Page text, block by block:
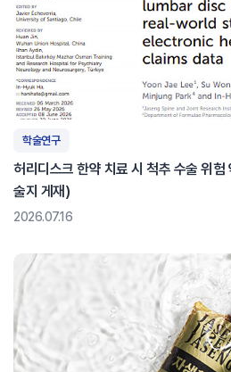
학술연구
허리디스크 한약 치료 시 척추 수술 위
술지 게재)
2026.07.16